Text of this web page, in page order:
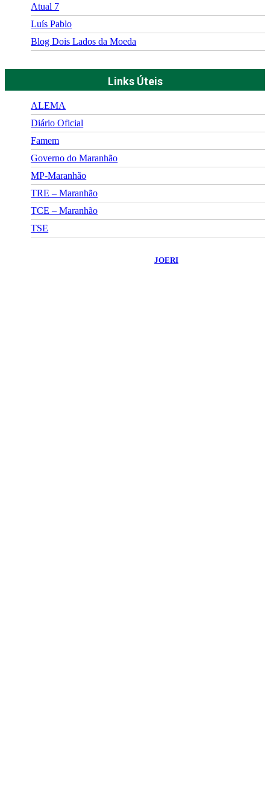
Atual 7
Luís Pablo
Blog Dois Lados da Moeda
Links Úteis
ALEMA
Diário Oficial
Famem
Governo do Maranhão
MP-Maranhão
TRE – Maranhão
TCE – Maranhão
TSE
JOERI